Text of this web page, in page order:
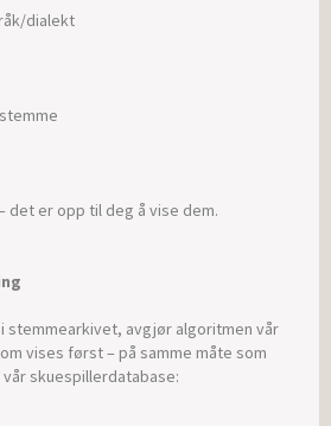
dialekt
det er opp til deg å vise dem.
stemmearkivet, avgjør algoritmen vår
vises først – på samme måte som
skuespillerdatabase: